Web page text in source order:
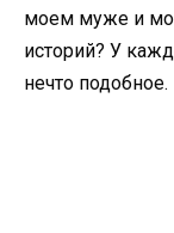
моем муже и
историй? У
нечто подобное.